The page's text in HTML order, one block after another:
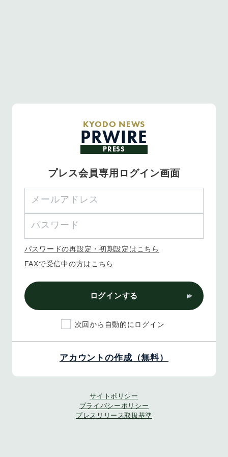
KYODO NEWS
PRWIRE
PRESS
プレス会員専用ログイン画面
パスワードの再設定・初期設定はこちら
FAXで受信中の方はこちら
ログインする
次回から自動的にログイン
アカウントの作成（無料）
サイトポリシー
プライバシーポリシー
プレスリリース取扱基準